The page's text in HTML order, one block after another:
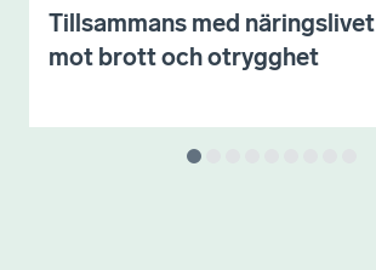
Tillsammans med näringslivet
mot brott och otrygghet